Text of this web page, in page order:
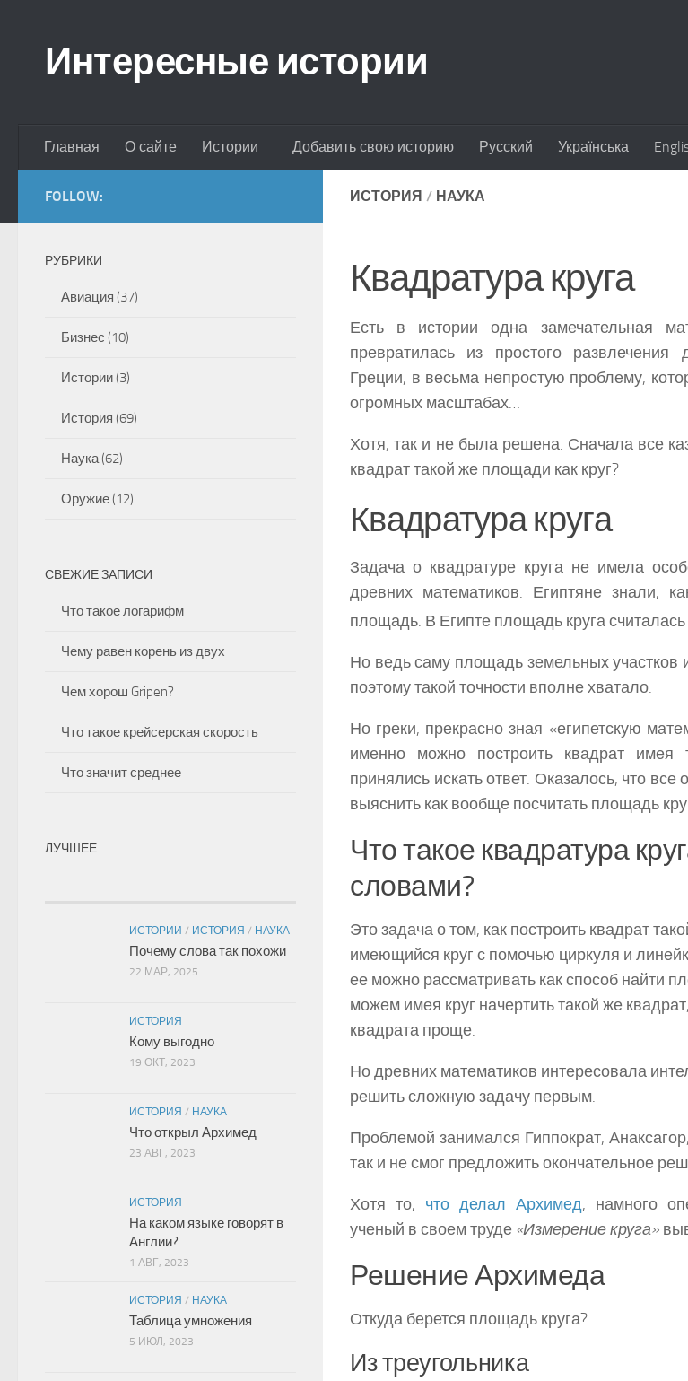
Интересные истории
Главная О сайте Истории Добавить свою историю Русский Українська
ИСТОРИЯ / НАУКА
Квадратура круга
Есть в истории одна замечательная
превратилась из простого
Греции, в весьма непростую проблему,
огромных масштабах…
Хотя, так и не была решена. Сначала все
квадрат такой же площади как круг?
Квадратура круга
Задача о квадратуре круга не имела
древних математиков. Египтяне знали,
площадь. В Египте площадь круга считалась
Но ведь саму площадь земельных участков
поэтому такой точности вполне хватало.
Но греки, прекрасно зная «египетскую
именно можно построить квадрат имея
принялись искать ответ. Оказалось, что
выяснить как вообще посчитать площадь
Что такое квадратура
словами?
Это задача о том, как построить квадрат
имеющийся круг с помочью циркуля и
ее можно рассматривать как способ найти
можем имея круг начертить такой же
квадрата проще.
Но древних математиков интересовала
решить сложную задачу первым.
Проблемой занимался Гиппократ,
так и не смог предложить окончательное
Хотя то, что делал Архимед, намного
ученый в своем труде «Измерение круга»
Решение Архимеда
Откуда берется площадь круга?
Из треугольника
FOLLOW:
РУБРИКИ
Авиация (37)
Бизнес (10)
Истории(3)
История (69)
Наука(62)
Оружие(12)
СВЕЖИЕ ЗАПИСИ
Что такое логарифм
Чему равен корень из двух
Чем хорош Gripen?
Что такое крейсерская скорость
Что значит среднее
ЛУЧШЕЕ
ИСТОРИИ / ИСТОРИЯ / НАУКА
Почему слова так похожи
22 МАР, 2025
ИСТОРИЯ
Кому выгодно
19 ОКТ, 2023
ИСТОРИЯ / НАУКА
Что открыл Архимед
23 АВГ, 2023
ИСТОРИЯ
На каком языке говорят в
Англии?
1 АВГ, 2023
ИСТОРИЯ / НАУКА
Таблица умножения
5 ИЮЛ, 2023